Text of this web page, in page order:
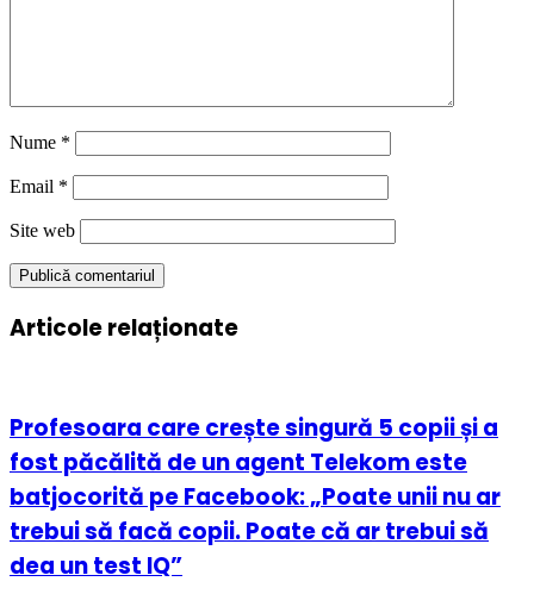
Nume *
Email *
Site web
Articole relaționate
Profesoara care crește singură 5 copii și a
fost păcălită de un agent Telekom este
batjocorită pe Facebook: „Poate unii nu ar
trebui să facă copii. Poate că ar trebui să
dea un test IQ”